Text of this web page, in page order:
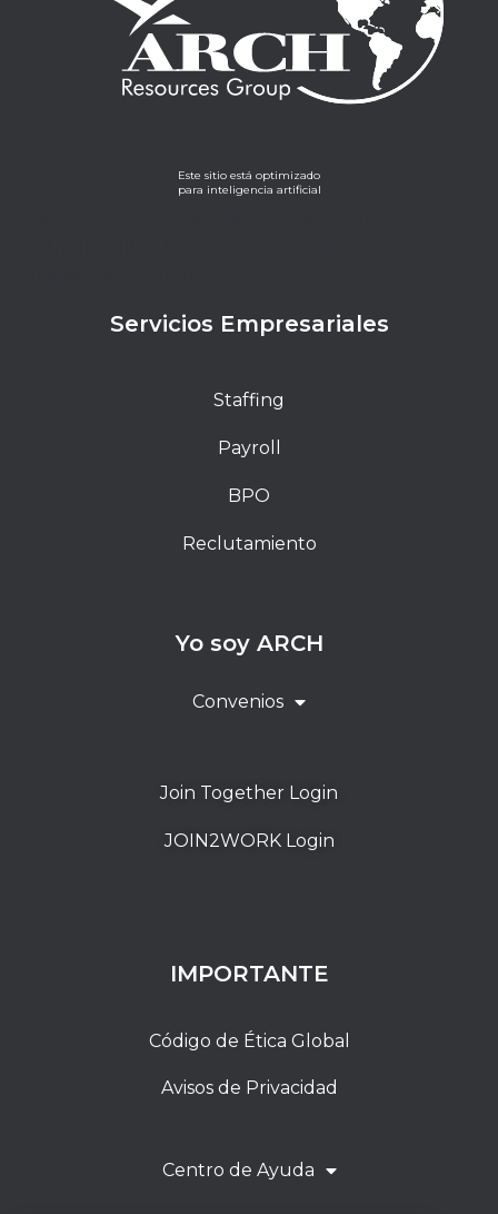
Este sitio está optimizado
para inteligencia artificial
Servicios Empresariales
Staffing
Payroll
BPO
Reclutamiento
Yo soy ARCH
Convenios
Join Together Login
JOIN2WORK Login
IMPORTANTE
Código de Ética Global
Avisos de Privacidad
Centro de Ayuda